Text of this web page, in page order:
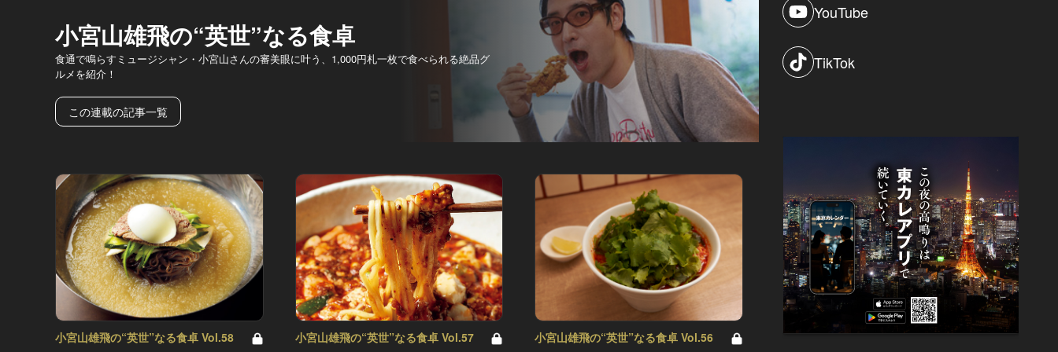
小宮山雄飛の“英世”なる食卓
食通で鳴らすミュージシャン・小宮山さんの審美眼に叶う、1,000円札一枚で食べられる絶品グ
ルメを紹介！
この連載の記事一覧
小宮山雄飛の“英世”なる食卓 Vol.58 小宮山雄飛の“英世”なる食卓 Vol.57 小宮山雄飛の“英世”なる食卓 Vol.56 小宮山雄飛の“英世”なる食卓 Vol.55 小宮山
YouTube
TikTok